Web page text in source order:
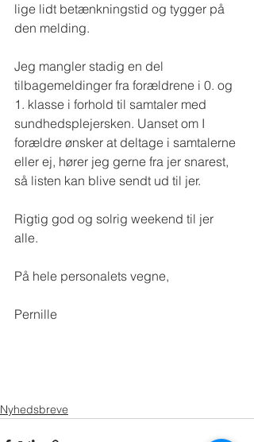
lige lidt betænkningstid og tygger på
den melding.
Jeg mangler stadig en del
tilbagemeldinger fra forældrene i 0. og
1. klasse i forhold til samtaler med
sundhedsplejersken. Uanset om I
forældre ønsker at deltage i samtalerne
eller ej, hører jeg gerne fra jer snarest,
så listen kan blive sendt ud til jer.
Rigtig god og solrig weekend til jer
alle.
På hele personalets vegne,
Pernille
Nyhedsbreve